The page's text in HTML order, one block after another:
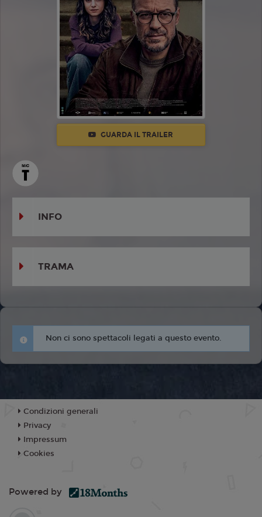
GUARDA IL TRAILER
INFO
TRAMA
Non ci sono spettacoli legati a questo evento.
Condizioni generali
Privacy
Impressum
Cookies
Powered by